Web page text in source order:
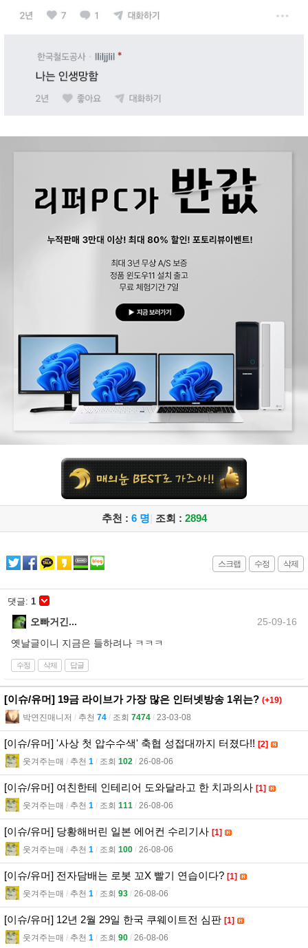
추천 : 6 명 조회 : 2894
스크랩 수정 삭제
댓글: 1
오빠거긴...
25-09-16
옛날글이니 지금은 들하려나 ㅋㅋㅋ
수정 삭제 답글
[이슈/유머] 19금 라이브가 가장 많은 인터넷방송 1위는? (+19)
박연진매니저 l 추천 74 l 조회 7474 l 23-03-08
[이슈/유머] '사상 첫 압수수색' 축협 성접대까지 터졌다!! [2]
웃겨주는매 l 추천 1 l 조회 102 l 26-08-06
[이슈/유머] 여친한테 인테리어 도와달라고 한 치과의사 [1]
웃겨주는매 l 추천 1 l 조회 111 l 26-08-06
[이슈/유머] 당황해버린 일본 에어컨 수리기사 [1]
웃겨주는매 l 추천 1 l 조회 100 l 26-08-06
[이슈/유머] 전자담배는 로봇 꼬X 빨기 연습이다? [1]
웃겨주는매 l 추천 1 l 조회 93 l 26-08-06
[이슈/유머] 12년 2월 29일 한국 쿠웨이트전 심판 [1]
웃겨주는매 l 추천 1 l 조회 90 l 26-08-06